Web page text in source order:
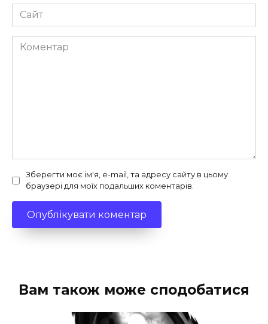
Сайт
Коментар
Зберегти моє ім'я, e-mail, та адресу сайту в цьому
браузері для моїх подальших коментарів.
Вам також може сподобатися